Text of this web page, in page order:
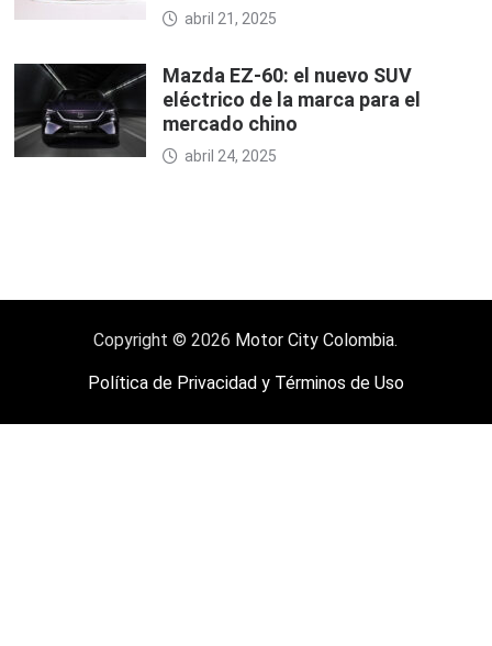
abril 21, 2025
Mazda EZ-60: el nuevo SUV
eléctrico de la marca para el
mercado chino
abril 24, 2025
Copyright © 2026 Motor City Colombia.
Política de Privacidad y Términos de Uso